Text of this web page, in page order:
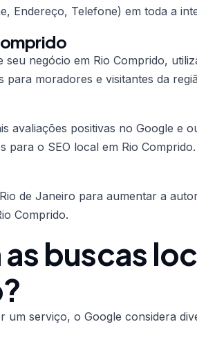
Endereço, Telefone) em toda a
negócio em Rio Comprido,
moradores e visitantes da
avaliações positivas no Google e
para o SEO local em Rio Comprido.
de Janeiro para aumentar a
Comprido.
buscas
um serviço, o Google considera